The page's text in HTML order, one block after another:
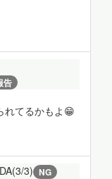
告
れてるかもよ😁
3) NG